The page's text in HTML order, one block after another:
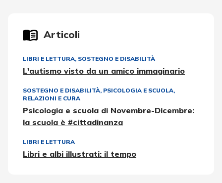
Articoli
LIBRI E LETTURA, SOSTEGNO E DISABILITÀ
L'autismo visto da un amico immaginario
SOSTEGNO E DISABILITÀ, PSICOLOGIA E SCUOLA,
RELAZIONI E CURA
Psicologia e scuola di Novembre-Dicembre:
la scuola è #cittadinanza
LIBRI E LETTURA
Libri e albi illustrati: il tempo